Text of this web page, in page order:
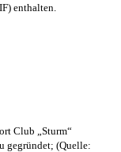
enthalten.
Club „Sturm“
gegründet; (Quelle: